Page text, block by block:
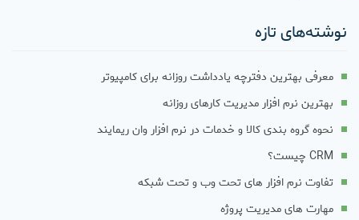
نوشته‌های تازه
معرفی بهترین دفترچه یادداشت روزانه برای کامپیوتر
بهترین نرم افزار مدیریت کارهای روزانه
نحوه گروه بندی کالا و خدمات در نرم افزار وان ریمایند
CRM چیست؟
تفاوت نرم افزار های تحت وب و تحت شبکه
مهارت های مدیریت پروژه